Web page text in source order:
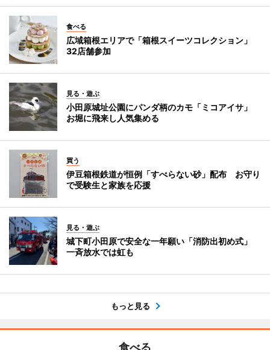
食べる
広域箱根エリアで「箱根スイーツコレクション」
32店舗参加
見る・遊ぶ
小田原城址公園にパンダ柄のカモ「ミコアイサ」
お堀に飛来し人気集める
買う
伊豆箱根鉄道が恒例「すべらない砂」配布 お守り
で受験生と家族を応援
見る・遊ぶ
城下町小田原で安全な一年願い「消防出初め式」
一斉放水では虹も
もっと見る
食べる